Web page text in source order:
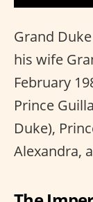
Grand
his wife
February
Prince
Duke),
Alexandra,